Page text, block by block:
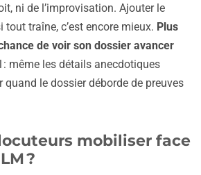
ni de l’improvisation. Ajouter le
tout traîne, c’est encore mieux. Plus
de voir son dossier avancer
: même les détails anecdotiques
quand le dossier déborde de preuves
mobiliser face
?